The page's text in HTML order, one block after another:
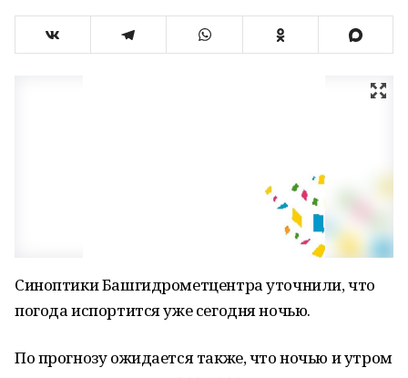
Синоптики Башгидрометцентра уточнили, что
погода испортится уже сегодня ночью.
По прогнозу ожидается также, что ночью и утром